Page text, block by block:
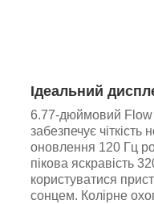
Ідеальний
6.77-дюймовий Flow
забезпечує чіткість
оновлення 120 Гц
пікова яскравість
користуватися
сонцем. Колірне